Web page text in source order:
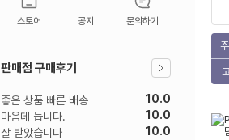
스토어 공지 문의하기
판매점 구매후기
좋은 상품 빠른 배송
10.0
마음데 듭니다.
10.0
잘 받았습니다
10.0